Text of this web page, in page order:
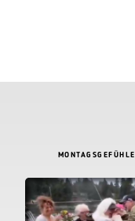
MONTAGSGEFÜHLE